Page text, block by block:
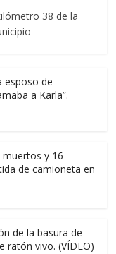
38 de la
esposo de
a Karla”.
muertos y 16
de camioneta en
de la basura de
ratón vivo. (VÍDEO)